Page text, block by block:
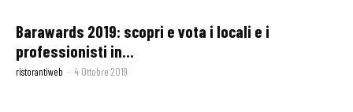
Barawards 2019: scopri e vota i locali e i
professionisti in...
ristorantiweb - 4 Ottobre 2019